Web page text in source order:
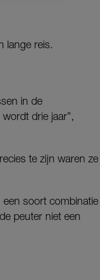
lange reis.
in de
drie jaar”,
te zijn waren ze
een soort combinatie
peuter niet een